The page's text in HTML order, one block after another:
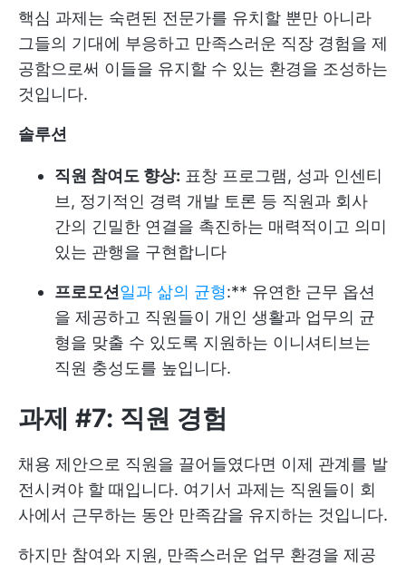
핵심 과제는 숙련된 전문가를 유치할 뿐만 아니라
그들의 기대에 부응하고 만족스러운 직장 경험을 제
공함으로써 이들을 유지할 수 있는 환경을 조성하는
것입니다.
솔루션
직원 참여도 향상: 표창 프로그램, 성과 인센티
브, 정기적인 경력 개발 토론 등 직원과 회사
간의 긴밀한 연결을 촉진하는 매력적이고 의미
있는 관행을 구현합니다
프로모션일과 삶의 균형:** 유연한 근무 옵션
을 제공하고 직원들이 개인 생활과 업무의 균
형을 맞출 수 있도록 지원하는 이니셔티브는
직원 충성도를 높입니다.
과제 #7: 직원 경험
채용 제안으로 직원을 끌어들였다면 이제 관계를 발
전시켜야 할 때입니다. 여기서 과제는 직원들이 회
사에서 근무하는 동안 만족감을 유지하는 것입니다.
하지만 참여와 지원, 만족스러운 업무 환경을 제공